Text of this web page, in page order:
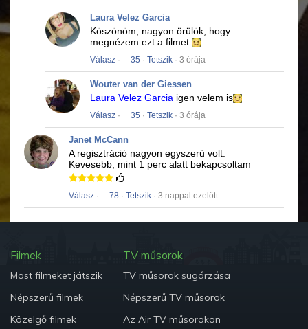
Laura Velez Garcia
Köszönöm, nagyon örülök, hogy
megnézem ezt a filmet
Válasz · 35 · Tetszik · 3 órája
Wouter van der Giessen
Laura Velez Garcia igen velem is
Válasz · 35 · Tetszik · 3 órája
Janet McCann
A regisztráció nagyon egyszerű volt.
Kevesebb, mint 1 perc alatt bekapcsoltam
Válasz · 78 · Tetszik · 3 nappal ezelőtt
Filmek
Most filmeket játszik
Népszerű filmek
Közelgő filmek
TV műsorok
TV műsorok sugárzása
Népszerű TV műsorok
Az Air TV műsorokon